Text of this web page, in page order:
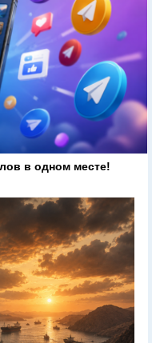
в одном месте!